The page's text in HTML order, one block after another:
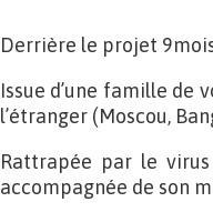
Derrière le projet
Issue d’une famille de
l’étranger (Moscou,
Rattrapée par le
accompagnée de son